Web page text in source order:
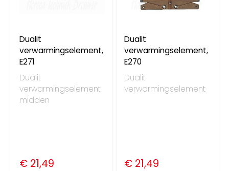
Dualit
verwarmingselement,
E271
Dualit
verwarmingselement
midden
€ 21,49
Dualit
verwarmingselement,
E270
Dualit
verwarmingselement
€ 21,49